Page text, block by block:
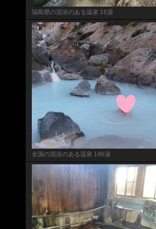
福島県の混浴のある温泉 16湯
全国の混浴のある温泉 196湯